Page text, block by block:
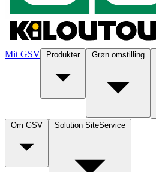
Mit GSV Produkter Grøn omstilling
Om GSV Solution SiteService